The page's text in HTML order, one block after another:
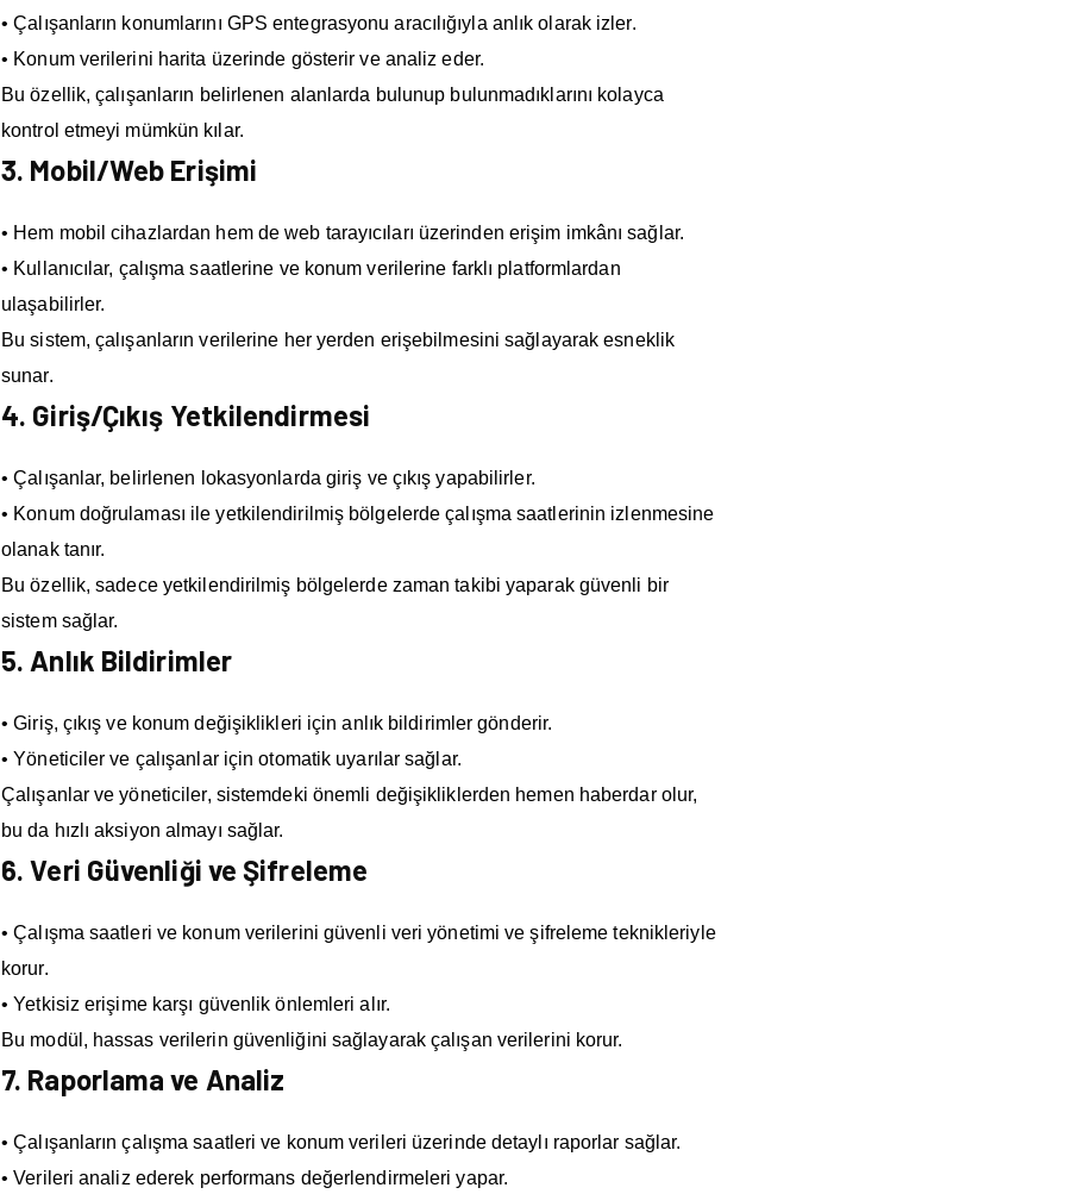
• Çalışanların konumlarını GPS entegrasyonu aracılığıyla anlık olarak izler.
• Konum verilerini harita üzerinde gösterir ve analiz eder.
Bu özellik, çalışanların belirlenen alanlarda bulunup bulunmadıklarını kolayca
kontrol etmeyi mümkün kılar.
3. Mobil/Web Erişimi
• Hem mobil cihazlardan hem de web tarayıcıları üzerinden erişim imkânı sağlar.
• Kullanıcılar, çalışma saatlerine ve konum verilerine farklı platformlardan
ulaşabilirler.
Bu sistem, çalışanların verilerine her yerden erişebilmesini sağlayarak esneklik
sunar.
4. Giriş/Çıkış Yetkilendirmesi
• Çalışanlar, belirlenen lokasyonlarda giriş ve çıkış yapabilirler.
• Konum doğrulaması ile yetkilendirilmiş bölgelerde çalışma saatlerinin izlenmesine
olanak tanır.
Bu özellik, sadece yetkilendirilmiş bölgelerde zaman takibi yaparak güvenli bir
sistem sağlar.
5. Anlık Bildirimler
• Giriş, çıkış ve konum değişiklikleri için anlık bildirimler gönderir.
• Yöneticiler ve çalışanlar için otomatik uyarılar sağlar.
Çalışanlar ve yöneticiler, sistemdeki önemli değişikliklerden hemen haberdar olur,
bu da hızlı aksiyon almayı sağlar.
6. Veri Güvenliği ve Şifreleme
• Çalışma saatleri ve konum verilerini güvenli veri yönetimi ve şifreleme teknikleriyle
korur.
• Yetkisiz erişime karşı güvenlik önlemleri alır.
Bu modül, hassas verilerin güvenliğini sağlayarak çalışan verilerini korur.
7. Raporlama ve Analiz
• Çalışanların çalışma saatleri ve konum verileri üzerinde detaylı raporlar sağlar.
• Verileri analiz ederek performans değerlendirmeleri yapar.